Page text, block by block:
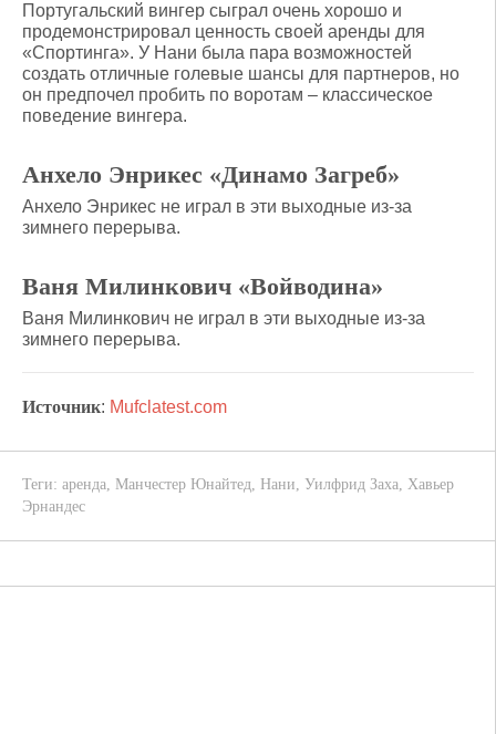
Португальский вингер сыграл очень хорошо и
продемонстрировал ценность своей аренды для
«Спортинга». У Нани была пара возможностей
создать отличные голевые шансы для партнеров, но
он предпочел пробить по воротам – классическое
поведение вингера.
Анхело Энрикес «Динамо Загреб»
Анхело Энрикес не играл в эти выходные из-за
зимнего перерыва.
Ваня Милинкович «Войводина»
Ваня Милинкович не играл в эти выходные из-за
зимнего перерыва.
Источник: Mufclatest.com
Теги: аренда, Манчестер Юнайтед, Нани, Уилфрид Заха, Хавьер
Эрнандес